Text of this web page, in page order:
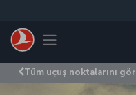
Toggle navigation
Tüm uçuş noktalarını gör